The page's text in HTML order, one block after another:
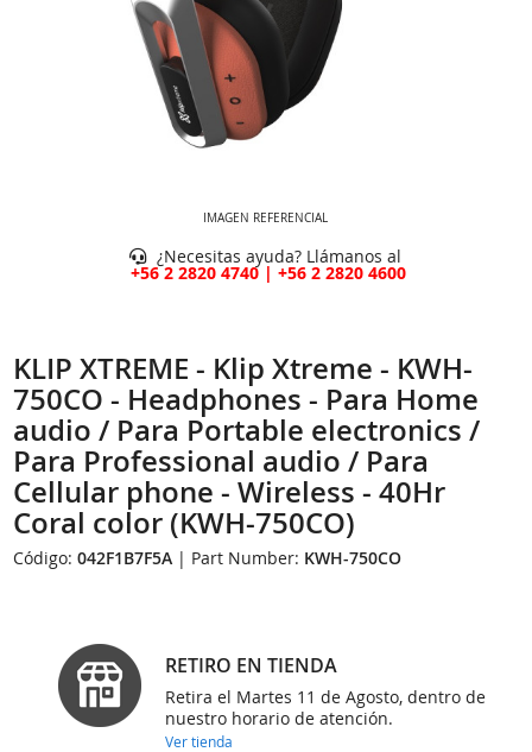
IMAGEN REFERENCIAL
¿Necesitas ayuda? Llámanos al
+56 2 2820 4740 | +56 2 2820 4600
KLIP XTREME - Klip Xtreme - KWH-
750CO - Headphones - Para Home
audio / Para Portable electronics /
Para Professional audio / Para
Cellular phone - Wireless - 40Hr
Coral color (KWH-750CO)
Código:042F1B7F5A | Part Number: KWH-750CO
RETIRO EN TIENDA
Retira el Martes 11 de Agosto, dentro de
nuestro horario de atención.
Ver tienda